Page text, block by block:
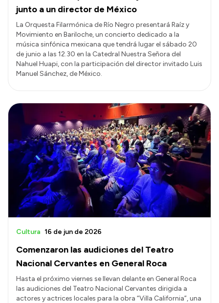
junto a un director de México
La Orquesta Filarmónica de Río Negro presentará Raíz y
Movimiento en Bariloche, un concierto dedicado a la
música sinfónica mexicana que tendrá lugar el sábado 20
de junio a las 12.30 en la Catedral Nuestra Señora del
Nahuel Huapi, con la participación del director invitado Luis
Manuel Sánchez, de México.
Comenzaron las audiciones del Teatro
Nacional Cervantes en General Roca
Cultura 16 de jun de 2026
Hasta el próximo viernes se llevan delante en General Roca
las audiciones del Teatro Nacional Cervantes dirigida a
actores y actrices locales para la obra “Villa California”, una